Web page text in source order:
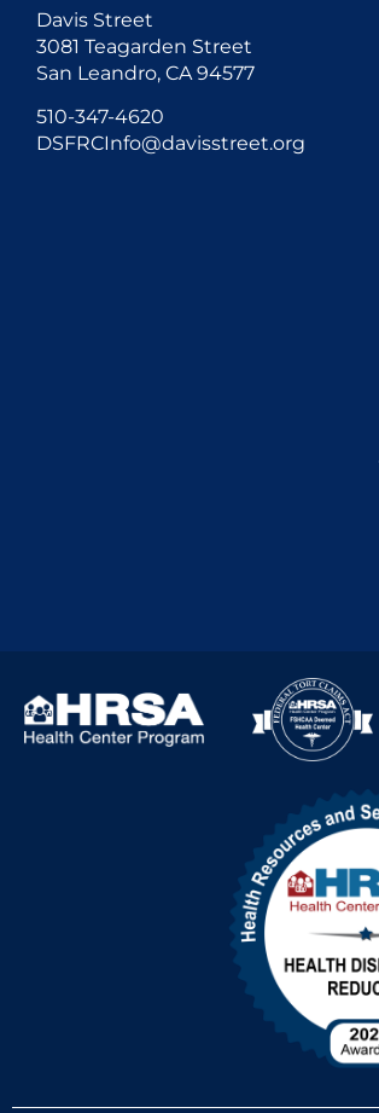
Davis Street
3081 Teagarden Street
San Leandro, CA 94577
510-347-4620
DSFRCInfo@davisstreet.org